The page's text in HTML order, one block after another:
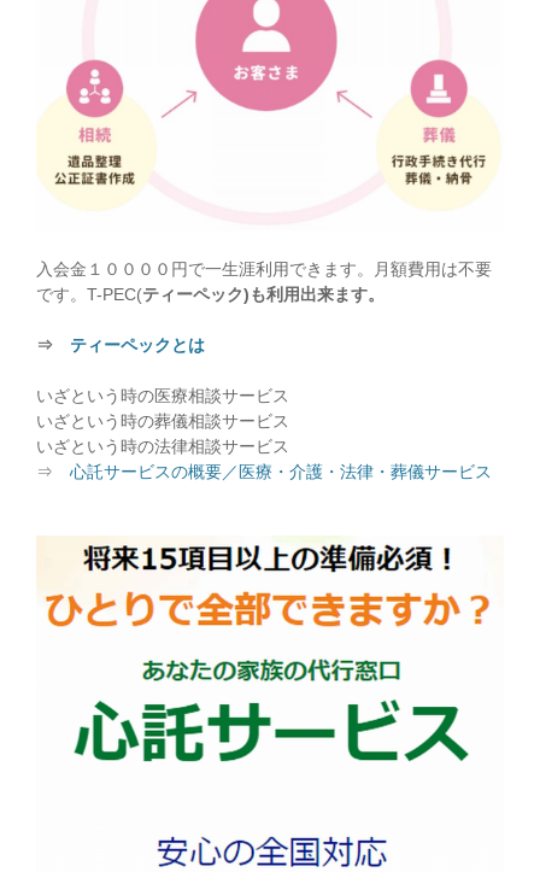
入会金１００００円で一生涯利用できます。月額費用は不要
です。T-PEC(ティーペック)も利用出来ます。
⇒ ティーペックとは
いざという時の医療相談サービス
いざという時の葬儀相談サービス
いざという時の法律相談サービス
⇒ 心託サービスの概要／医療・介護・法律・葬儀サービス